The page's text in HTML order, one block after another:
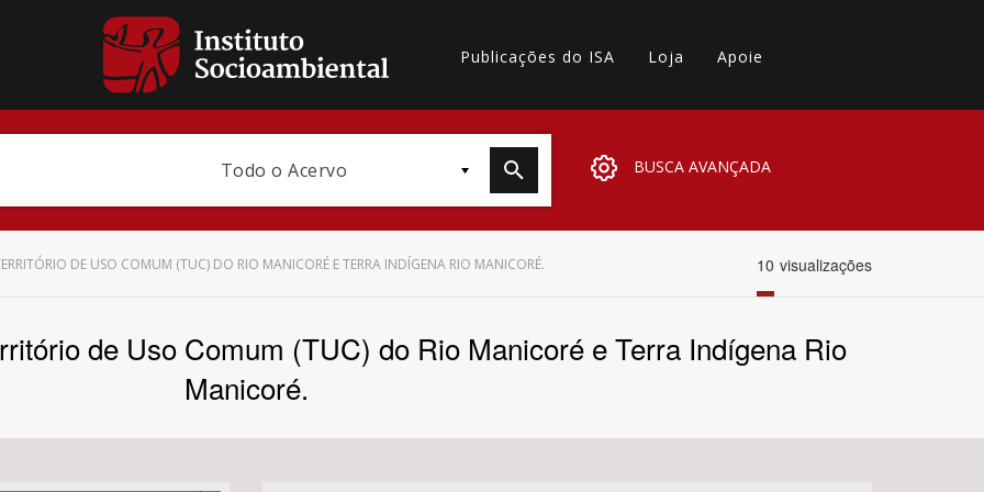
Publicações do ISA Loja Apoie
Todo o Acervo BUSCA AVANÇADA
Bioma / Bacia
DE USO COMUM (TUC) DO RIO MANICORÉ E TERRA INDÍGENA RIO MANICORÉ. 10 visualizações
de Uso Comum (TUC) do Rio Manicoré e Terra Indígena Rio
Manicoré.